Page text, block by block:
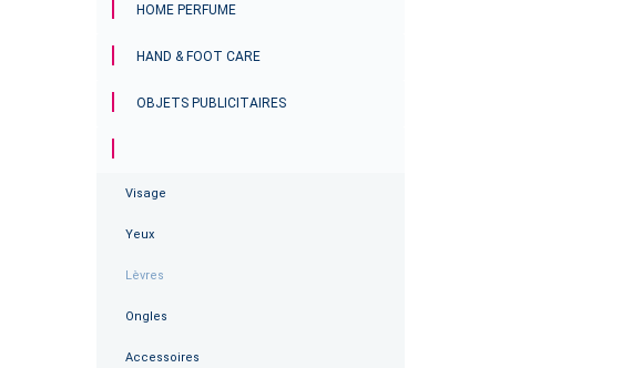
HOME PERFUME
HAND & FOOT CARE
OBJETS PUBLICITAIRES
Visage
Yeux
Lèvres
Ongles
Accessoires